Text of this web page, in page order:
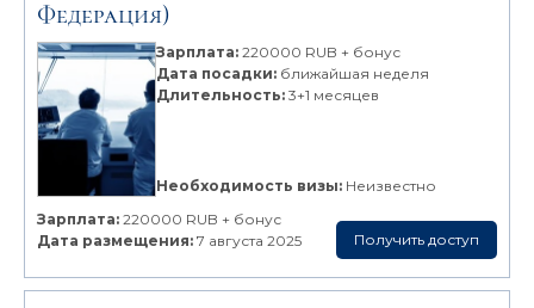
Федерация)
Зарплата: 220000 RUB + бонус
Дата посадки: ближайшая неделя
Длительность: 3+1 месяцев
Необходимость визы: Неизвестно
Зарплата: 220000 RUB + бонус
Дата размещения: 7 августа 2025 Получить доступ